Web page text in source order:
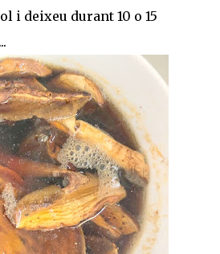
i deixeu durant 10 o 15